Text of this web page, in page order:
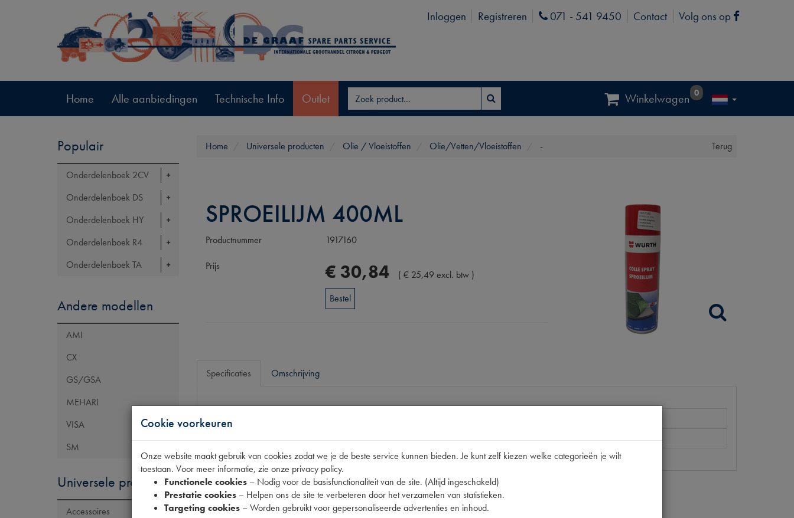
Inloggen Registreren Phone
071 - 541 9450 Contact Volg ons op Facebook
Home Alle aanbiedingen Technische Info Outlet Winkelwagen 0
Populair
Onderdelenboek 2CV
Onderdelenboek DS
Onderdelenboek HY
Onderdelenboek R4
Onderdelenboek TA
Andere modellen
AMI
CX
GS/GSA
MEHARI
VISA
SM
Universele producten
Accessoires
Terug
Home Universele producten Olie / Vloeistoffen Olie/Vetten/Vloeistoffen -
SPROEILIJM 400ML
Productnummer 1917160
Prijs € 30,84 (€ 25,49 excl. btw )
Bestel
Specificaties Omschrijving
Codes
0890 100 055 | 0890100055 | LIJM | P[W | SPUITLIJM
Cookie voorkeuren
Onze website maakt gebruik van cookies zodat we je de beste service kunnen bieden. Je kunt zelf kiezen welke categorieën je wilt
toestaan. Voor meer informatie, zie onze privacy policy.
Functionele cookies – Nodig voor de basisfunctionaliteit van de site. (Altijd ingeschakeld)
Prestatie cookies – Helpen ons de site te verbeteren door het verzamelen van statistieken.
Targeting cookies – Worden gebruikt voor gepersonaliseerde advertenties en inhoud.